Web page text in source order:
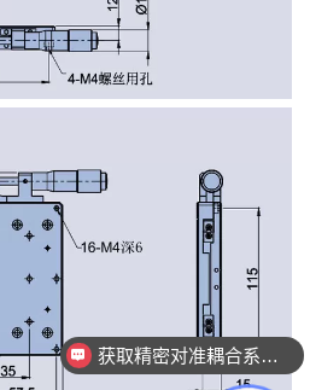
获取精密对准耦合系统技术方案